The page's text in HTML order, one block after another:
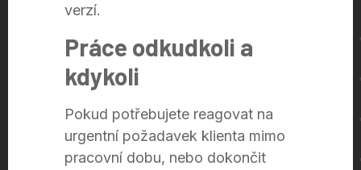
verzí.
Práce odkudkoli a
kdykoli
Pokud potřebujete reagovat na
urgentní požadavek klienta mimo
pracovní dobu, nebo dokončit